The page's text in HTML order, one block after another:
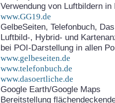
Verwendung von Luftbildern in
www.GG19.de
GelbeSeiten, Telefonbuch,
Luftbild-, Hybrid- und
bei POI-Darstellung in allen
www.gelbeseiten.de
www.telefonbuch.de
www.dasoertliche.de
Google Earth/Google Maps
Bereitstellung